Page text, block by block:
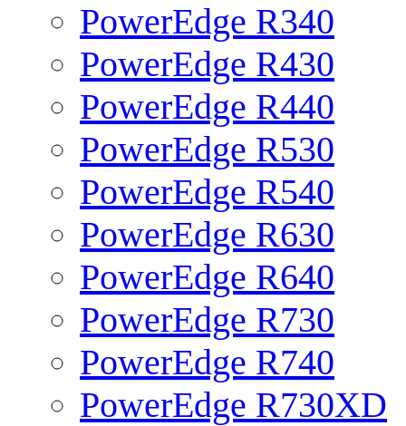
PowerEdge R340
PowerEdge R430
PowerEdge R440
PowerEdge R530
PowerEdge R540
PowerEdge R630
PowerEdge R640
PowerEdge R730
PowerEdge R740
PowerEdge R730XD